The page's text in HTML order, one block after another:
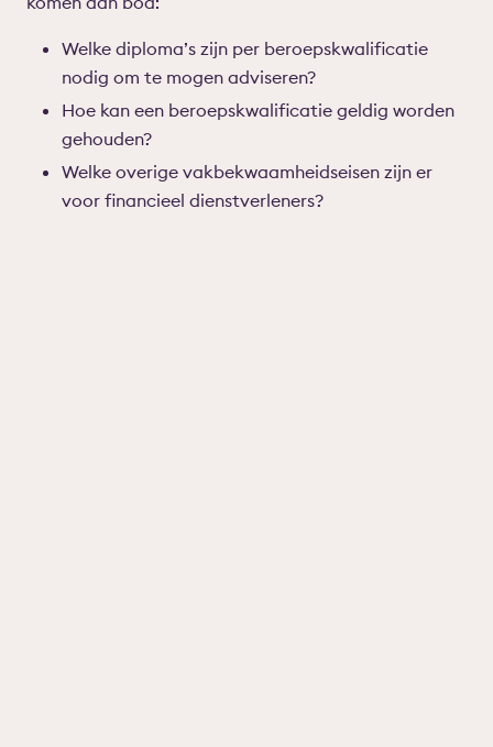
Welke diploma’s zijn per beroepskwalificatie
nodig om te mogen adviseren?
Hoe kan een beroepskwalificatie geldig worden
gehouden?
Welke overige vakbekwaamheidseisen zijn er
voor financieel dienstverleners?